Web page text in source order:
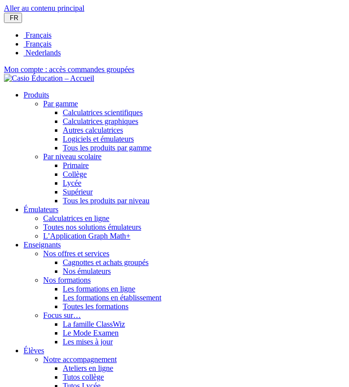
Aller au contenu principal
FR
Français
Français
Nederlands
Mon compte : accès commandes groupées
Produits
Par gamme
Calculatrices scientifiques
Calculatrices graphiques
Autres calculatrices
Logiciels et émulateurs
Tous les produits par gamme
Par niveau scolaire
Primaire
Collège
Lycée
Supérieur
Tous les produits par niveau
Émulateurs
Calculatrices en ligne
Toutes nos solutions émulateurs
L’Application Graph Math+
Enseignants
Nos offres et services
Cagnottes et achats groupés
Nos émulateurs
Nos formations
Les formations en ligne
Les formations en établissement
Toutes les formations
Focus sur…
La famille ClassWiz
Le Mode Examen
Les mises à jour
Élèves
Notre accompagnement
Ateliers en ligne
Tutos collège